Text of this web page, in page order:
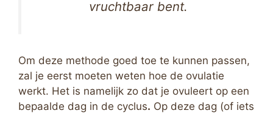
vruchtbaar bent.
Om deze methode goed toe te kunnen passen,
zal je eerst moeten weten hoe de ovulatie
werkt. Het is namelijk zo dat je ovuleert op een
bepaalde dag in de cyclus. Op deze dag (of iets